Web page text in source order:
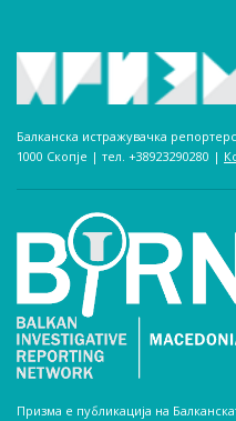
Балканска истражувачка
1000 Скопје | тел. +38923290280­ |
Призма е публикација на